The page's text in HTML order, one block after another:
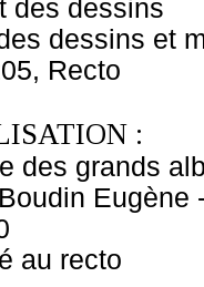
des dessins
dessins et
Recto
:
des grands
Eugène
au recto